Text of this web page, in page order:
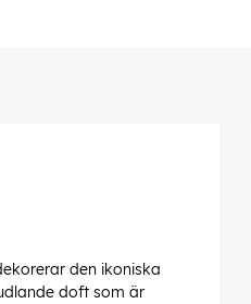
den ikoniska
doft som är